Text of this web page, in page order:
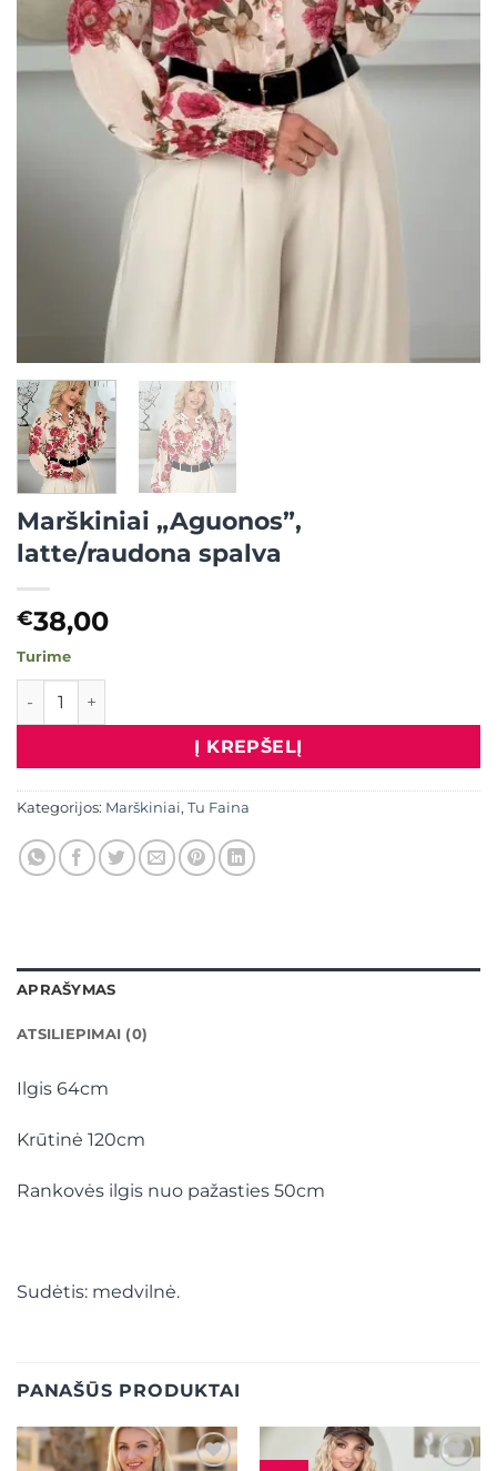
Marškiniai „Aguonos”,
latte/raudona spalva
€38,00
Turime
produkto kiekis: Marškiniai "Aguonos", latte/raudona
Į KREPŠELĮ
Kategorijos: Marškiniai, Tu Faina
APRAŠYMAS
ATSILIEPIMAI (0)
Ilgis 64cm
Krūtinė 120cm
Rankovės ilgis nuo pažasties 50cm
Sudėtis: medvilnė.
PANAŠŪS PRODUKTAI